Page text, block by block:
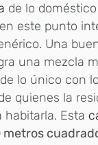
de lo
este punto
Una
una mezcla
lo único con
quienes la
habitarla. Esta
metros